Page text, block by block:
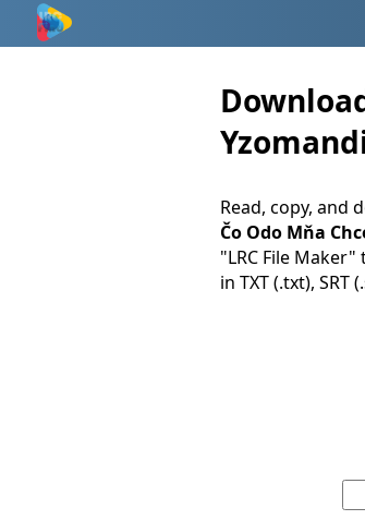
Read, copy, and
Čo Odo Mňa
"LRC File
in TXT (.txt),